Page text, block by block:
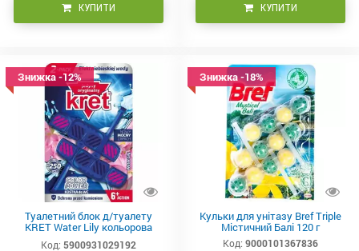
КУПИТИ КУПИТИ
Знижка -12%
Туалетний блок д/туалету
KRET Water Lily кольорова
вода, 2х40 г
Код: 5900931029192
Знижка -18%
Кульки для унітазу Bref Triple
Містичний Балі 120 г
Код: 9000101367836